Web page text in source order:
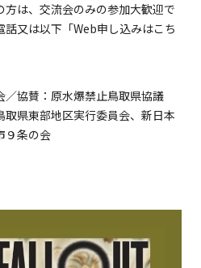
は、交流会のみの参加大歓迎で
又は以下「Web申し込みはこち
協賛：原水爆禁止鳥取県協議
県東部地区実行委員会、新日本
９条の会